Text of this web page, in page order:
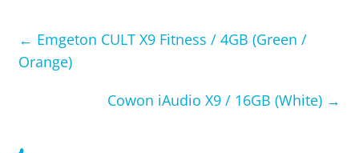
← Emgeton CULT X9 Fitness / 4GB (Green /
Orange)
Cowon iAudio X9 / 16GB (White) →